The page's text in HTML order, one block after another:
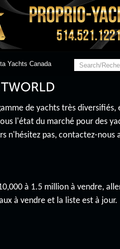
Yachts Canada
de yachts très diversifiés,
l'état du marché pour des
n'hésitez pas, contactez-nous
à 1.5 million à vendre,
à vendre et la liste est à jour.